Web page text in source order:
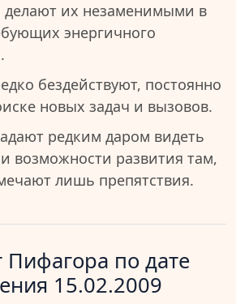
делают их незаменимыми в
энергичного
бездействуют, постоянно
новых задач и вызовов.
редким даром видеть
возможности развития там,
лишь препятствия.
Пифагора по дате
15.02.2009